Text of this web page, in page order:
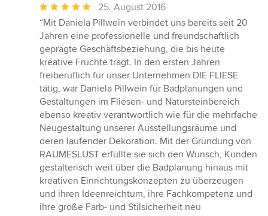
Durchschnittliche
Bewertung:
5
von
5
Sternen
25. August 2016
“Mit Daniela Pillwein verbindet uns bereits seit 20
Jahren eine professionelle und freundschaftlich
geprägte Geschäftsbeziehung, die bis heute
kreative Früchte trägt. In den ersten Jahren
freiberuflich für unser Unternehmen DIE FLIESE
tätig, war Daniela Pillwein für Badplanungen und
Gestaltungen im Fliesen- und Natursteinbereich
ebenso kreativ verantwortlich wie für die mehrfache
Neugestaltung unserer Ausstellungsräume und
deren laufender Dekoration. Mit der Gründung von
RAUMESLUST erfüllte sie sich den Wunsch, Kunden
gestalterisch weit über die Badplanung hinaus mit
kreativen Einrichtungskonzepten zu überzeugen
und ihren Ideenreichtum, ihre Fachkompetenz und
ihre große Farb- und Stilsicherheit neu